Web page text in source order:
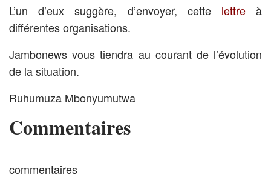
L’un d’eux suggère, d’envoyer, cette lettreà
différentes organisations.
Jambonews vous tiendra au courant de l’évolution
de la situation.
Ruhumuza Mbonyumutwa
Commentaires
commentaires